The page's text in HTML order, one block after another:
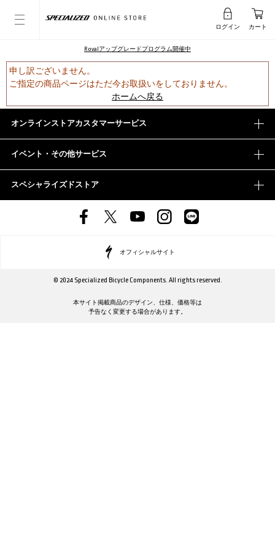
ログイン カート
Rovalアップグレードプログラム開催中
申し訳ございません。
ご指定の商品ページはただ今お取扱いをしておりません。
ホームへ戻る
オンラインストアカスタマーサービス
イベント・その他サービス
スペシャライズドストア
オフィシャルサイト
© 2024 Specialized Bicycle Components. All rights reserved.
本サイト掲載商品のデザイン、仕様、価格等は
予告なく変更する場合があります。